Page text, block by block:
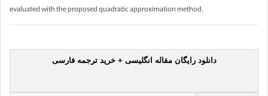
evaluated with the proposed quadratic approximation method.
دانلود رایگان مقاله انگلیسی + خرید ترجمه فارسی